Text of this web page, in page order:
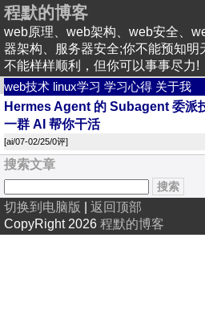
程默的博客
web原理、web架构、web安全、
器架构、服务器安全;你不能预知
不能样样顺利，但你可以事事尽力!
web技术 linux学习 学习心得 关于我
Hermes Agent 的 Subagent 委派
一群 AI 帮你干活
[ai/07-02/25/0评]
搜索文章
切换到电脑版
返回顶部
CopyRight 2026 程默的博客